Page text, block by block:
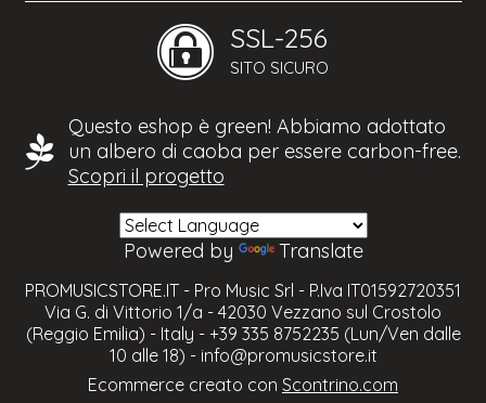
SSL-256
SITO SICURO
Questo eshop è green! Abbiamo adottato
un albero di caoba per essere carbon-free.
Scopri il progetto
Powered by Translate
PROMUSICSTORE.IT - Pro Music Srl - P.Iva IT01592720351
Via G. di Vittorio 1/a - 42030 Vezzano sul Crostolo
(Reggio Emilia) - Italy - +39 335 8752235 (Lun/Ven dalle
10 alle 18) - info@promusicstore.it
Ecommerce creato con Scontrino.com